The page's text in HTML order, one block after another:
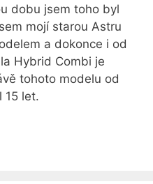
dobu jsem toho byl
mojí starou Astru
a dokonce i od
Hybrid Combi je
tohoto modelu od
15 let.